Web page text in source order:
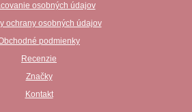
osobných údajov
ochrany osobných údajov
podmienky
Recenzie
Značky
Kontakt